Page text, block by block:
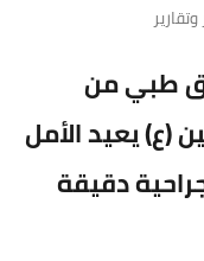
وتقارير
طبي من
(ع) يعيد الأمل
دقيقة